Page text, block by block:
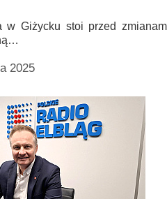
w Giżycku stoi przed
2025